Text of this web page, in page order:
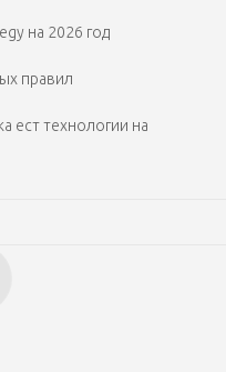
на 2026 год
правил
ест технологии на